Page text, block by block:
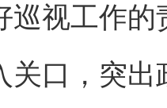
巡视工作
口，突出